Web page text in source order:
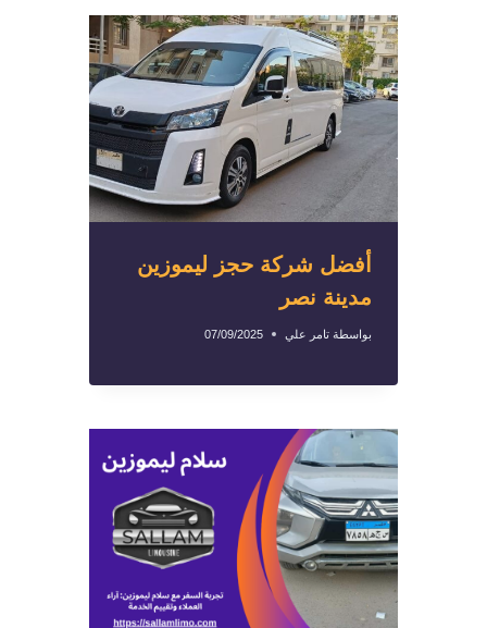
أفضل شركة حجز ليموزين
مدينة نصر
بواسطة تامر علي 07/09/2025